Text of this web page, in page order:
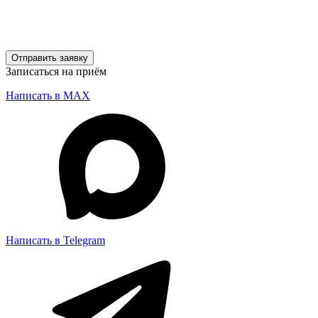
Отправить заявку
Записаться на приём
Написать в MAX
Написать в Telegram